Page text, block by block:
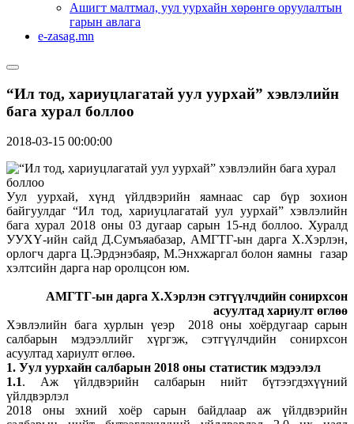
Ашигт малтмал, уул уурхайн хөрөнгө оруулалтын
гарын авлага
e-zasag.mn
“Ил тод, хариуцлагатай уул уурхай” хэвлэлийн
бага хурал боллоо
2018-03-15 00:00:00
Уул уурхай, хүнд үйлдвэрийн яамнаас сар бүр зохион
байгуулдаг “Ил тод, хариуцлагатай уул уурхай” хэвлэлийн
бага хурал 2018 оны 03 дугаар сарын 15-нд боллоо. Хуралд
УУХҮ-ийн сайд Д.Сумъяабазар, АМГТГ-ын дарга Х.Хэрлэн,
орлогч дарга Ц.Эрдэнэбаяр, М.Энхжаргал болон яамны газар
хэлтсийн дарга нар оролцсон юм.
АМГТГ-ын дарга Х.Хэрлэн сэтгүүлчдийн сонирхсон
асуултад хариулт өглөө
Хэвлэлийн бага хурлын үеэр 2018 оны хоёрдугаар сарын
салбарын мэдээллийг хүргэж, сэтгүүлчдийн сонирхсон
асуултад хариулт өглөө.
1. Уул уурхайн салбарын 2018 оны статистик мэдээлэл
1.1. Аж үйлдвэрийн салбарын нийт бүтээгдэхүүний
үйлдвэрлэл
2018 оны эхний хоёр сарын байдлаар аж үйлдвэрийн